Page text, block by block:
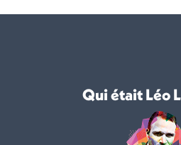
Qui était Léo